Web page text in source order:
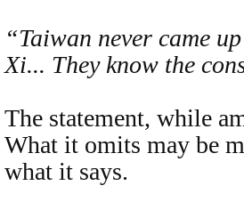
“Taiwan never came
Xi... They know the
The statement, while
What it omits may be
what it says.